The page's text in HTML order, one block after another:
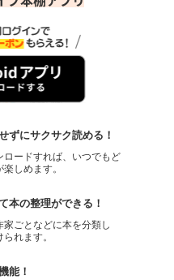
ずにサクサク読める！
ロードすれば、いつでもど
しめます。
本の整理ができる！
家ごとなどに本を分類し
れます。
能！